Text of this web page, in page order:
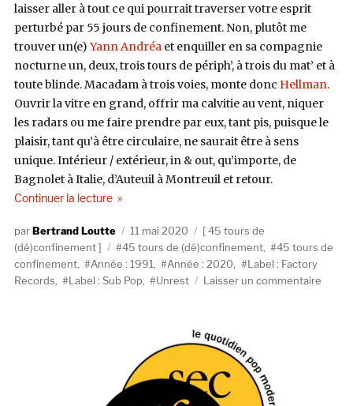
laisser aller à tout ce qui pourrait traverser votre esprit
perturbé par 55 jours de confinement. Non, plutôt me
trouver un(e) Yann Andréaet enquiller en sa compagnie
nocturne un, deux, trois tours de périph’, à trois du mat’ et à
toute blinde. Macadam à trois voies, monte donc Hellman.
Ouvrir la vitre en grand, offrir ma calvitie au vent, niquer
les radars ou me faire prendre par eux, tant pis, puisque le
plaisir, tant qu’à être circulaire, ne saurait être à sens
unique. Intérieur / extérieur, in & out, qu’importe, de
Bagnolet à Italie, d’Auteuil à Montreuil et retour.
Continuer la lecturede « #45+2 : Unrest, A Factory Record (Sub Pop,
AuteurBertrand Loutte
Publié
le
11 mai 2020 Catégories
45 tours de
(dé)confinement
Étiquettes
45 tours de (dé)confinement,
45 tours de
confinement, Année : 1991, Année : 2020,
Label : Factory
Records, Label : Sub Pop, Unrest Laisser un commentaire